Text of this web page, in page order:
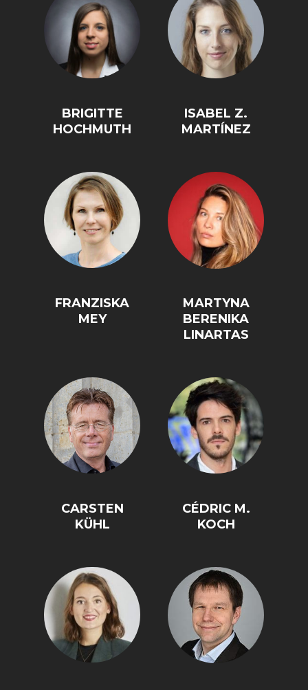
BRIGITTE
HOCHMUTH
ISABEL Z.
MARTÍNEZ
FRANZISKA
MEY
MARTYNA
BERENIKA
LINARTAS
CARSTEN
KÜHL
CÉDRIC M.
KOCH